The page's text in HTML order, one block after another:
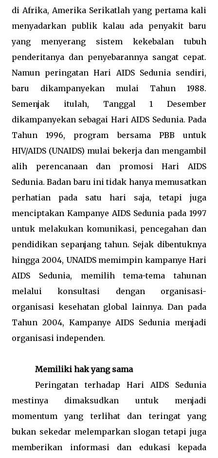
di Afrika, Amerika Serikatlah yang pertama kali
menyadarkan publik kalau ada penyakit baru
yang menyerang sistem kekebalan tubuh
penderitanya dan penyebarannya sangat cepat.
Namun peringatan Hari AIDS Sedunia sendiri,
baru dikampanyekan mulai Tahun 1988.
Semenjak itulah, Tanggal 1 Desember
dikampanyekan sebagai Hari AIDS Sedunia. Pada
Tahun 1996, program bersama PBB untuk
HIV/AIDS (UNAIDS) mulai bekerja dan mengambil
alih perencanaan dan promosi Hari AIDS
Sedunia. Badan baru ini tidak hanya memusatkan
perhatian pada satu hari saja, tetapi juga
menciptakan Kampanye AIDS Sedunia pada 1997
untuk melakukan komunikasi, pencegahan dan
pendidikan sepanjang tahun. Sejak dibentuknya
hingga 2004, UNAIDS memimpin kampanye Hari
AIDS Sedunia, memilih tema-tema tahunan
melalui konsultasi dengan organisasi-
organisasi kesehatan global lainnya. Dan pada
Tahun 2004, Kampanye AIDS Sedunia menjadi
organisasi independen.
Memiliki hak yang sama
Peringatan terhadap Hari AIDS Sedunia
mestinya dimaksudkan untuk menjadi
momentum yang terlihat dan teringat yang
bukan sekedar melemparkan slogan tetapi juga
memberikan informasi dan edukasi kepada